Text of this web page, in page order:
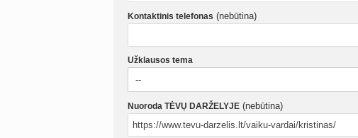
Kontaktinis telefonas (nebūtina)
Užklausos tema
Nuoroda TĖVŲ DARŽELYJE (nebūtina)